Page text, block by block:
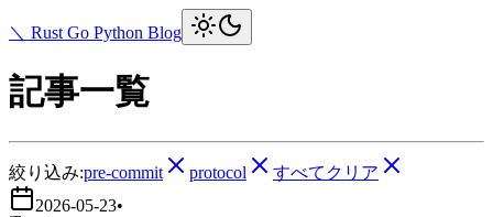
＼ Rust Go Python Blog
記事一覧
絞り込み:pre-commit protocol
すべてクリア
2026-05-23•